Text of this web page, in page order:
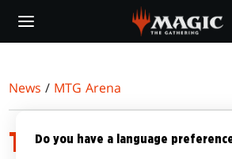
main
News / MTG Arena
TANIÈRE D’HORIZON
Do you have a language